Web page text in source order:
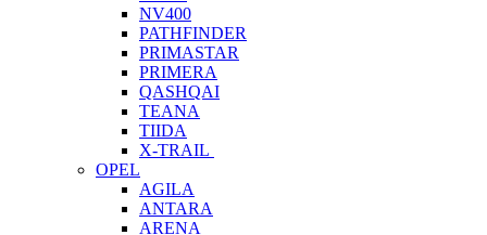
NV400
PATHFINDER
PRIMASTAR
PRIMERA
QASHQAI
TEANA
TIIDA
X-TRAIL
OPEL
AGILA
ANTARA
ARENA